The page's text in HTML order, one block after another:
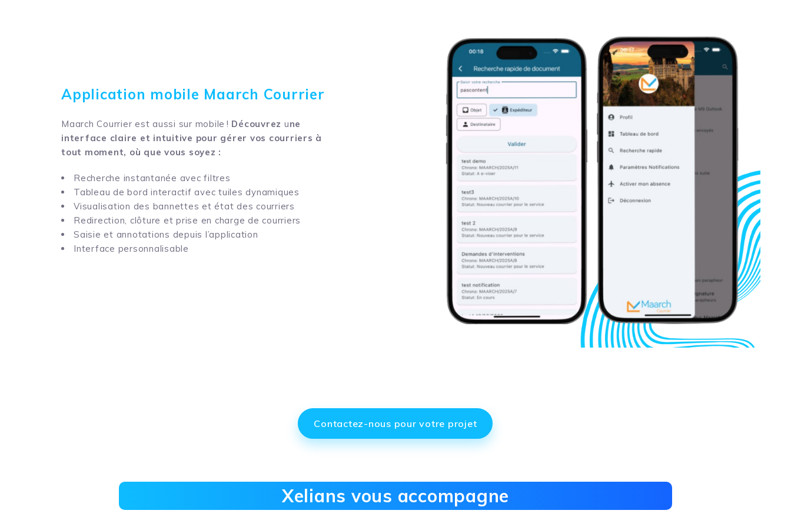
Application mobile Maarch Courrier
Maarch Courrier est aussi sur mobile ! Découvrez une
interface claire et intuitive pour gérer vos courriers à
tout moment, où que vous soyez :
Recherche instantanée avec filtres
Tableau de bord interactif avec tuiles dynamiques
Visualisation des bannettes et état des courriers
Redirection, clôture et prise en charge de courriers
Saisie et annotations depuis l’application
Interface personnalisable
Contactez-nous pour votre projet
Xelians vous accompagne